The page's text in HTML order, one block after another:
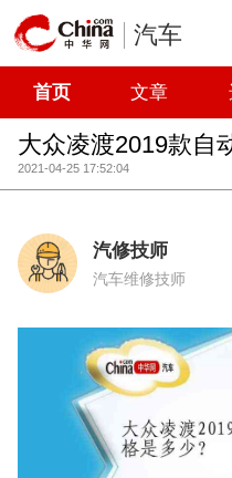
汽车
首页 文章
大众凌渡2019款自
2021-04-25 17:52:04
汽修技师
汽车维修技师